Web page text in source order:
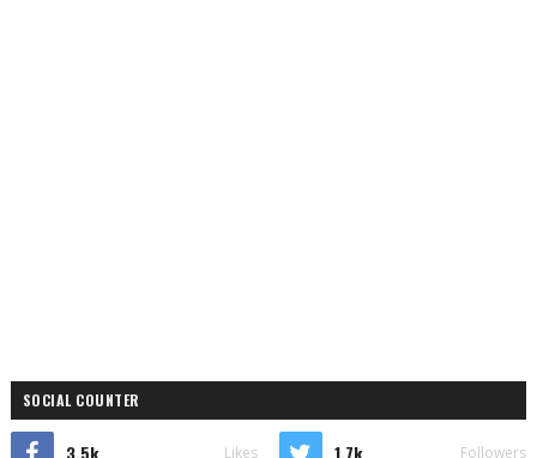
SOCIAL COUNTER
3.5k Likes 1.7k Followers